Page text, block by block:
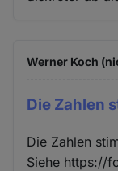
Werner Koch
Die Zahlen
Die Zahlen
Siehe https://